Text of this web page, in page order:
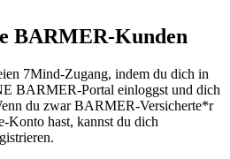
BARMER-Kunden
7Mind-Zugang, indem du dich in
BARMER-Portal einloggst und dich
du zwar BARMER-Versicherte*r
Konto hast, kannst du dich